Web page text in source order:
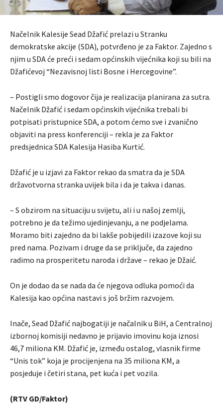
Načelnik Kalesije Sead Džafić prelazi u Stranku
demokratske akcije (SDA), potvrđeno je za Faktor. Zajedno s
njim u SDA će preći i sedam općinskih vijećnika koji su bili na
Džafićevoj “Nezavisnoj listi Bosne i Hercegovine”.
– Postigli smo dogovor čija je realizacija planirana za sutra.
Načelnik Džafić i sedam općinskih vijećnika trebali bi
potpisati pristupnice SDA, a potom ćemo sve i zvanično
objaviti na press konferenciji – rekla je za Faktor
predsjednica SDA Kalesija Hasiba Kurtić.
Džafić je u izjavi za Faktor rekao da smatra da je SDA
državotvorna stranka uvijek bila i da je takva i danas.
– S obzirom na situaciju u svijetu, ali i u našoj zemlji,
potrebno je da težimo ujedinjevanju, a ne podjelama.
Moramo biti zajedno da bi lakše pobijedili izazove koji su
pred nama. Pozivam i druge da se priključe, da zajedno
radimo na prosperitetu naroda i države – rekao je Džaić.
On je dodao da se nada da će njegova odluka pomoći da
Kalesija kao općina nastavi s još bržim razvojem.
Inače, Sead Džafić najbogatiji je načalnik u BiH, a Centralnoj
izbornoj komisiji nedavno je prijavio imovinu koja iznosi
46,7 miliona KM. Džafić je, između ostalog, vlasnik firme
“Unis tok” koja je procijenjena na 35 miliona KM, a
posjeduje i četiri stana, pet kuća i pet vozila.
(RTV GD/Faktor)